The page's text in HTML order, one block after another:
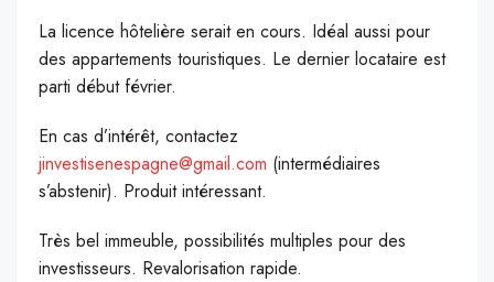
La licence hôtelière serait en cours. Idéal aussi pour
des appartements touristiques. Le dernier locataire est
parti début février.
En cas d’intérêt, contactez
jinvestisenespagne@gmail.com (intermédiaires
s’abstenir). Produit intéressant.
Très bel immeuble, possibilités multiples pour des
investisseurs. Revalorisation rapide.